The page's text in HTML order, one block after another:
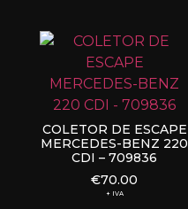
COLETOR DE ESCAPE
MERCEDES-BENZ 220
CDI – 709836
€70.00
+ IVA